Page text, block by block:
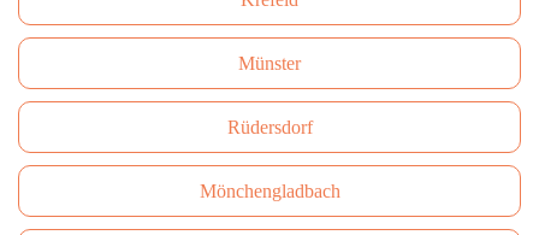
Münster
Rüdersdorf
Mönchengladbach